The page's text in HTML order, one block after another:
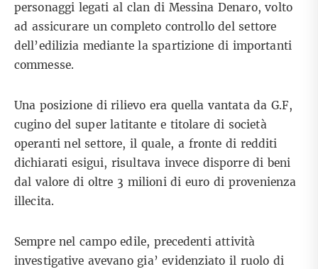
personaggi legati al clan di Messina Denaro, volto
ad assicurare un completo controllo del settore
dell’edilizia mediante la spartizione di importanti
commesse.
Una posizione di rilievo era quella vantata da G.F,
cugino del super latitante e titolare di società
operanti nel settore, il quale, a fronte di redditi
dichiarati esigui, risultava invece disporre di beni
dal valore di oltre 3 milioni di euro di provenienza
illecita.
Sempre nel campo edile, precedenti attività
investigative avevano gia’ evidenziato il ruolo di